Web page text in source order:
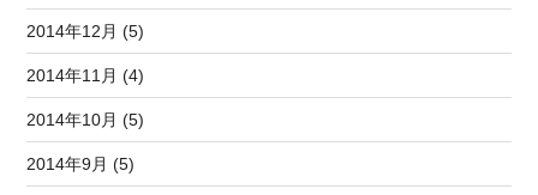
2014年12月 (5)
2014年11月 (4)
2014年10月 (5)
2014年9月 (5)